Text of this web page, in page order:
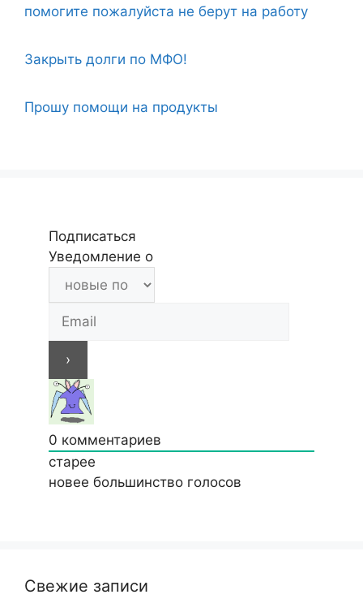
помогите пожалуйста не берут на работу
Закрыть долги по МФО!
Прошу помощи на продукты
Подписаться
Уведомление о
0 комментариев
старее
новее большинство голосов
Свежие записи